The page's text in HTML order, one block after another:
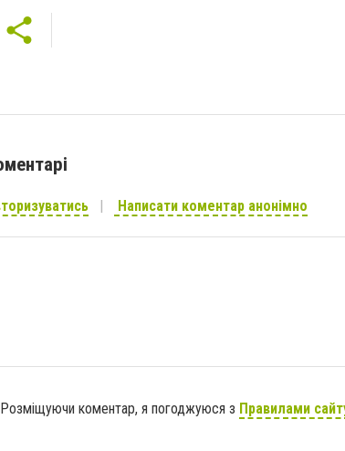
Написати коментар анонімно
Розміщуючи коментар, я погоджуюся з Правилами